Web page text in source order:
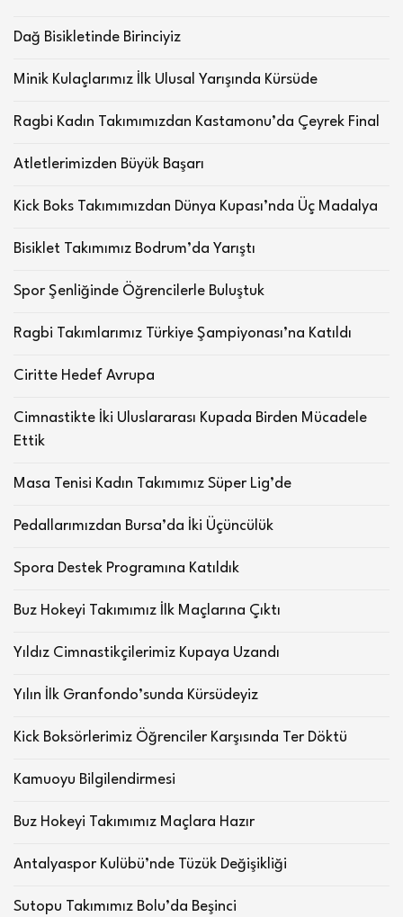
Dağ Bisikletinde Birinciyiz
Minik Kulaçlarımız İlk Ulusal Yarışında Kürsüde
Ragbi Kadın Takımımızdan Kastamonu’da Çeyrek Final
Atletlerimizden Büyük Başarı
Kick Boks Takımımızdan Dünya Kupası’nda Üç Madalya
Bisiklet Takımımız Bodrum’da Yarıştı
Spor Şenliğinde Öğrencilerle Buluştuk
Ragbi Takımlarımız Türkiye Şampiyonası’na Katıldı
Ciritte Hedef Avrupa
Cimnastikte İki Uluslararası Kupada Birden Mücadele
Ettik
Masa Tenisi Kadın Takımımız Süper Lig’de
Pedallarımızdan Bursa’da İki Üçüncülük
Spora Destek Programına Katıldık
Buz Hokeyi Takımımız İlk Maçlarına Çıktı
Yıldız Cimnastikçilerimiz Kupaya Uzandı
Yılın İlk Granfondo’sunda Kürsüdeyiz
Kick Boksörlerimiz Öğrenciler Karşısında Ter Döktü
Kamuoyu Bilgilendirmesi
Buz Hokeyi Takımımız Maçlara Hazır
Antalyaspor Kulübü’nde Tüzük Değişikliği
Sutopu Takımımız Bolu’da Beşinci